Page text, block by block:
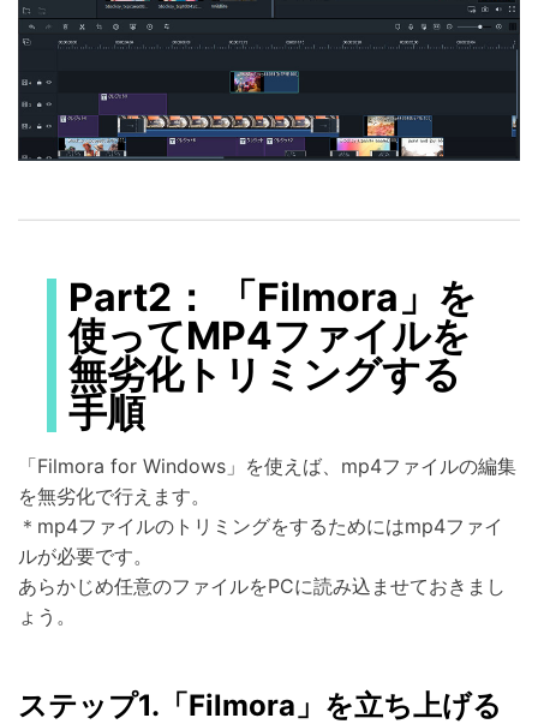
Part2： 「Filmora」を
使ってMP4ファイルを
無劣化トリミングする
手順
「Filmora for Windows」を使えば、mp4ファイルの編集
を無劣化で行えます。
＊mp4ファイルのトリミングをするためにはmp4ファイ
ルが必要です。
あらかじめ任意のファイルをPCに読み込ませておきまし
ょう。
ステップ1.「Filmora」を立ち上げる